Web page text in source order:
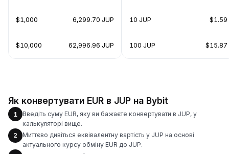
$1,000 6,299.70 JUP
$10,000 62,996.96 JUP
10 JUP $1.59
100 JUP $15.87
Як конвертувати EUR в JUP на Bybit
1
Введіть суму EUR, яку ви бажаєте конвертувати в JUP, у
калькуляторі вище.
2
Миттєво дивіться еквівалентну вартість у JUP на основі
актуального курсу обміну EUR до JUP.